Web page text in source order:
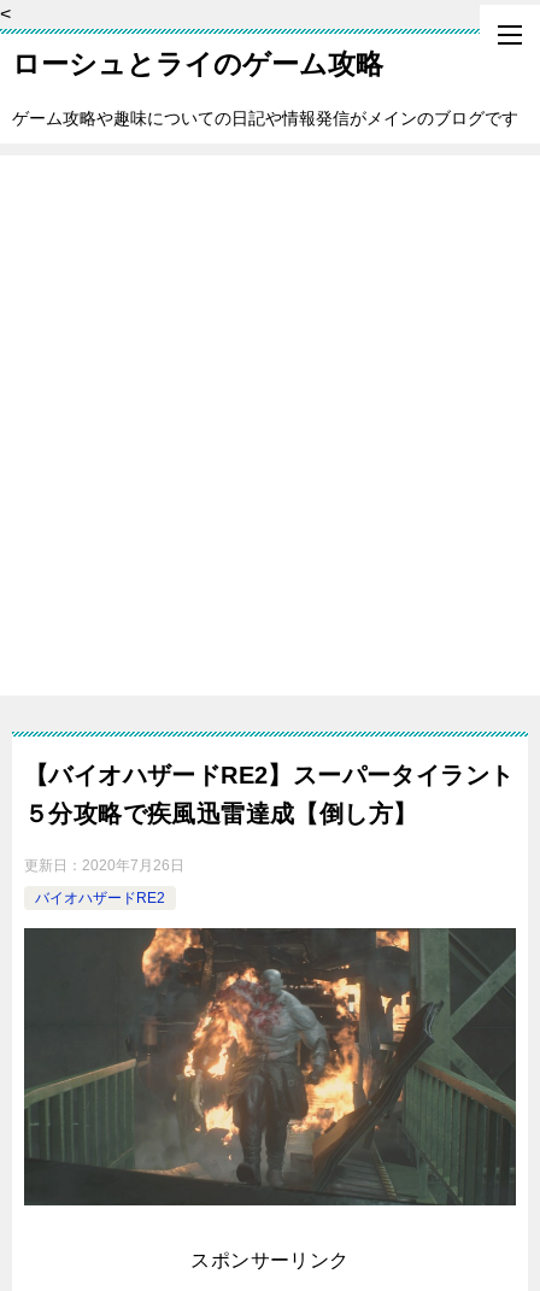
<
ローシュとライのゲーム攻略
ゲーム攻略や趣味についての日記や情報発信がメインのブログです
【バイオハザードRE2】スーパータイラント
５分攻略で疾風迅雷達成【倒し方】
更新日： 2020年7月26日
バイオハザードRE2
スポンサーリンク